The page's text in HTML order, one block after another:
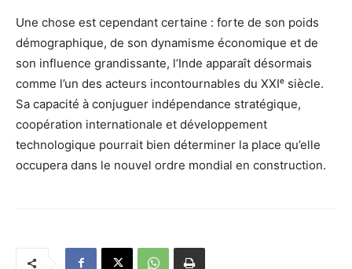
Une chose est cependant certaine : forte de son poids
démographique, de son dynamisme économique et de
son influence grandissante, l’Inde apparaît désormais
comme l’un des acteurs incontournables du XXIᵉ siècle.
Sa capacité à conjuguer indépendance stratégique,
coopération internationale et développement
technologique pourrait bien déterminer la place qu’elle
occupera dans le nouvel ordre mondial en construction.